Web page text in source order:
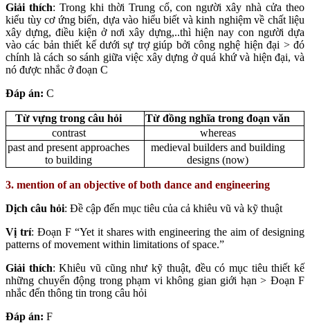
Giải thích: Trong khi thời Trung cổ, con người xây nhà cửa theo
kiểu tùy cơ ứng biến, dựa vào hiểu biết và kinh nghiệm về chất liệu
xây dựng, điều kiện ở nơi xây dựng,..thì hiện nay con người dựa
vào các bản thiết kế dưới sự trợ giúp bởi công nghệ hiện đại > đó
chính là cách so sánh giữa việc xây dựng ở quá khứ và hiện đại, và
nó được nhắc ở đoạn C
Đáp án: C
Từ vựng trong câu hỏi
Từ đồng nghĩa trong đoạn văn
contrast
whereas
past and present approaches
to building
medieval builders and building
designs (now)
3. mention of an objective of both dance and engineering
Dịch câu hỏi: Đề cập đến mục tiêu của cả khiêu vũ và kỹ thuật
Vị trí: Đoạn F “Yet it shares with engineering the aim of designing
patterns of movement within limitations of space.”
Giải thích: Khiêu vũ cũng như kỹ thuật, đều có mục tiêu thiết kế
những chuyển động trong phạm vi không gian giới hạn > Đoạn F
nhắc đến thông tin trong câu hỏi
Đáp án: F